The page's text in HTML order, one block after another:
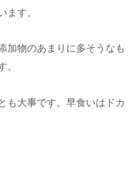
ます。
加物のあまりに多そうなも
。
も大事です。早食いはドカ